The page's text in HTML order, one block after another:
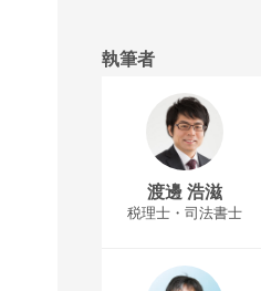
執筆者
渡邊 浩滋
税理士・司法書士